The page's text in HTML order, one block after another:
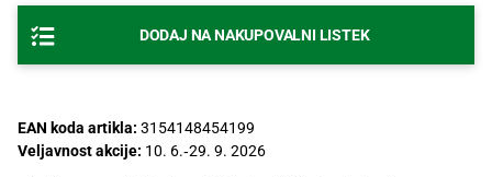
DODAJ NA NAKUPOVALNI LISTEK
EAN koda artikla: 3154148454199
Veljavnost akcije: 10. 6.‐29. 9. 2026